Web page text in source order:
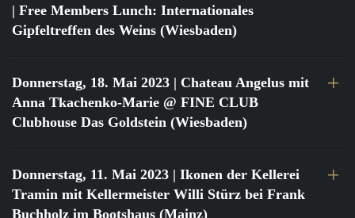
| Free Members Lunch: Internationales
Gipfeltreffen des Weins (Wiesbaden)
Donnerstag, 18. Mai 2023 | Chateau Angelus mit
Anna Tkachenko-Marie @ FINE CLUB
Clubhouse Das Goldstein (Wiesbaden)
Donnerstag, 11. Mai 2023 | Ikonen der Kellerei
Tramin mit Kellermeister Willi Stürz bei Frank
Buchholz im Bootshaus (Mainz)